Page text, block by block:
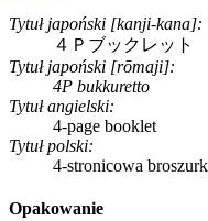
Tytuł japoński [kanji-kana]:
４Ｐブックレット
Tytuł japoński [rōmaji]:
4P bukkuretto
Tytuł angielski:
4-page booklet
Tytuł polski:
4-stronicowa
Opakowanie